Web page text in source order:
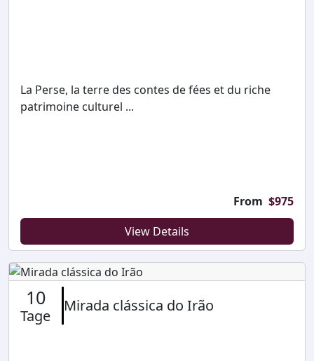
La Perse, la terre des contes de fées et du riche
patrimoine culturel ...
From $975
View Details
10
Tage
Mirada clássica do Irão